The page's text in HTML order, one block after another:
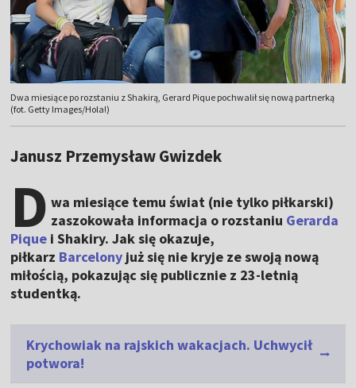
Dwa miesiące po rozstaniu z Shakirą, Gerard Pique pochwalił się nową partnerką
(fot. Getty Images/Hola!)
Janusz Przemysław Gwizdek
D wa miesiące temu świat (nie tylko piłkarski)
zaszokowała informacja o rozstaniu Gerarda
Pique i Shakiry. Jak się okazuje,
piłkarz Barcelony już się nie kryje ze swoją nową
miłością, pokazując się publicznie z 23-letnią
studentką.
Krychowiak na rajskich wakacjach. Uchwycił
potwora!